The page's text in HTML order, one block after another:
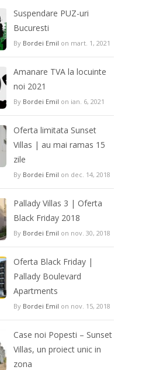
Suspendare PUZ-uri
Bucuresti
By Bordei Emil on mart. 1, 2021
Amanare TVA la locuinte
noi 2021
By Bordei Emil on ian. 6, 2021
Oferta limitata Sunset
Villas | au mai ramas 15
zile
By Bordei Emil on dec. 14, 2018
Pallady Villas 3 | Oferta
Black Friday 2018
By Bordei Emil on nov. 30, 2018
Oferta Black Friday |
Pallady Boulevard
Apartments
By Bordei Emil on nov. 15, 2018
Case noi Popesti – Sunset
Villas, un proiect unic in
zona